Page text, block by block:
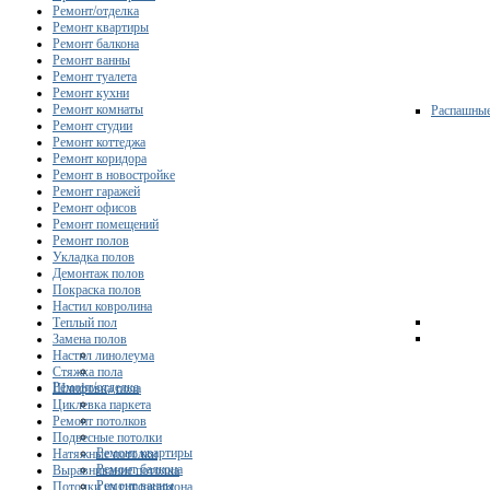
Ремонт/отделка
Ремонт квартиры
Ремонт балкона
Ремонт ванны
Ремонт/отделка
Ремонт квартиры
Ремонт балкона
Ремонт ванны
Ремонт туалета
Ремонт кухни
Ремонт комнаты
Ремонт студии
Ремонт коттеджа
Ремонт коридора
Ремонт в новостройке
Ремонт гаражей
Ремонт офисов
Ремонт помещений
Ремонт полов
Укладка полов
Демонтаж полов
Покраска полов
Настил ковролина
Теплый пол
Замена полов
Настил линолеума
Стяжка пола
Шлифовка пола
Циклевка паркета
Ремонт потолков
Подвесные потолки
Натяжные потолки
Выравнивание потолка
Потолки из гипсокартона